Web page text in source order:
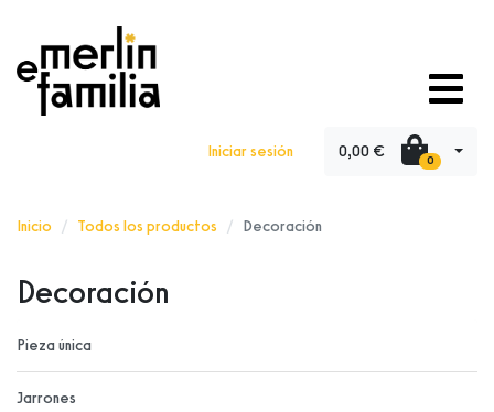
Iniciar sesión 0,00 € 0
Inicio Todos los productos Decoración
Decoración
Pieza única
Jarrones